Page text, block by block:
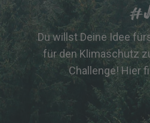
Du willst Deine Idee
für den Klimaschutz
Challenge! Hier